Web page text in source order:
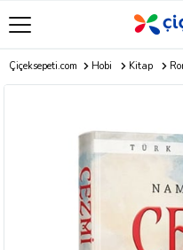
Çiçeksepeti.com Hobi Kitap